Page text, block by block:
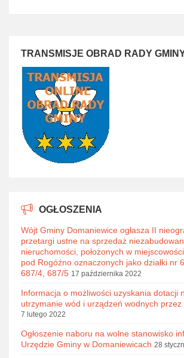
TRANSMISJE OBRAD RADY
OGŁOSZENIA
Wójt Gminy Domaniewice ogłasza II
przetargi ustne na sprzedaż
nieruchomości, położonych w
pod Rogóźno oznaczonych jako działki nr
687/4, 687/5 17 października 2022
Informacja o możliwości uzyskania dotacji
utrzymanie wód i urządzeń wodnych przez
7 lutego 2022
Ogłoszenie naboru na wolne stanowisko
Urzędzie Gminy w Domaniewicach 28